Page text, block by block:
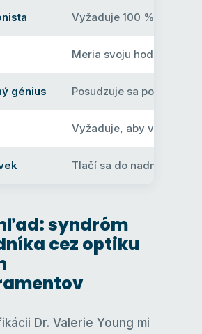
Vyžaduje 100 %
Meria svoju hodnotu
génius Posudzuje sa podľa
Vyžaduje, aby všetko
Tlačí sa do nadmerného
syndróm
cez optiku
Dr. Valerie Young mi